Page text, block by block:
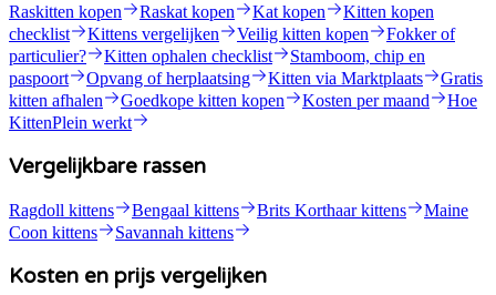
Raskitten kopen
Raskat kopen Kat kopen
Kitten kopen
checklist
Kittens vergelijken Veilig kitten kopen
Fokker of
particulier?
Kitten ophalen checklist
Stamboom, chip en
paspoort
Opvang of herplaatsing Kitten via Marktplaats
Gratis
kitten afhalen
Goedkope kitten kopen Kosten per maand
Hoe
KittenPlein werkt
Vergelijkbare rassen
Ragdoll kittens Bengaal kittens Brits Korthaar kittens
Maine
Coon kittens
Savannah kittens
Kosten en prijs vergelijken